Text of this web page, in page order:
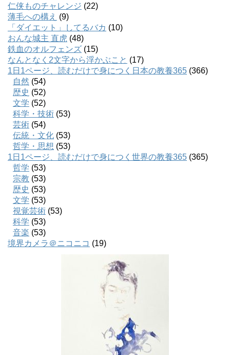
仁侠ものチャレンジ (22)
薄毛への構え (9)
「ダイエット」してるバカ (10)
おんな城主 直虎 (48)
鉄血のオルフェンズ (15)
なんとなく2文字から浮かぶこと (17)
1日1ページ、読むだけで身につく日本の教養365 (366)
自然 (54)
歴史 (52)
文学 (52)
科学・技術 (53)
芸術 (54)
伝統・文化 (53)
哲学・思想 (53)
1日1ページ、読むだけで身につく世界の教養365 (365)
哲学 (53)
宗教 (53)
歴史 (53)
文学 (53)
視覚芸術 (53)
科学 (53)
音楽 (53)
境界カメラ＠ニコニコ (19)